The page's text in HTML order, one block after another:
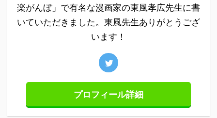
楽がんぼ」で有名な漫画家の東風孝広先生に書
いていただきました。東風先生ありがとうござ
います！
プロフィール詳細